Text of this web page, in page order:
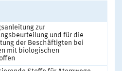
zur
und für die
der Beschäftigten bei
mit biologischen